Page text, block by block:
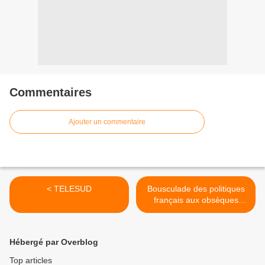
Commentaires
Ajouter un commentaire
< TELESUD
Bousculade des politiques
français aux obsèques
d'Aimé Césaire >
Hébergé par Overblog
Top articles